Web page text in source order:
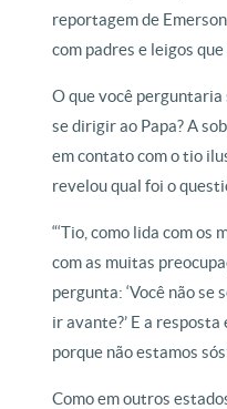
reportagem de
com padres e leigos
O que você
se dirigir ao Papa? A
em contato com o tio
revelou qual foi o
“‘Tio, como lida com os
com as muitas
pergunta: ‘Você não se
ir avante?’ E a
porque não estamos
Como em outros